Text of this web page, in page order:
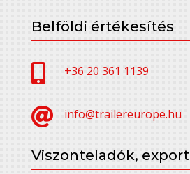
Belföldi értékesítés
 +36 20 361 1139
 info@trailereurope.hu
Viszonteladók, export